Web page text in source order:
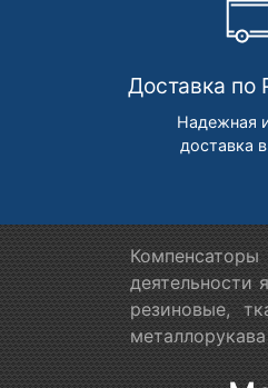
Доставка по
Надежная
доставка
деятельности
резиновые,